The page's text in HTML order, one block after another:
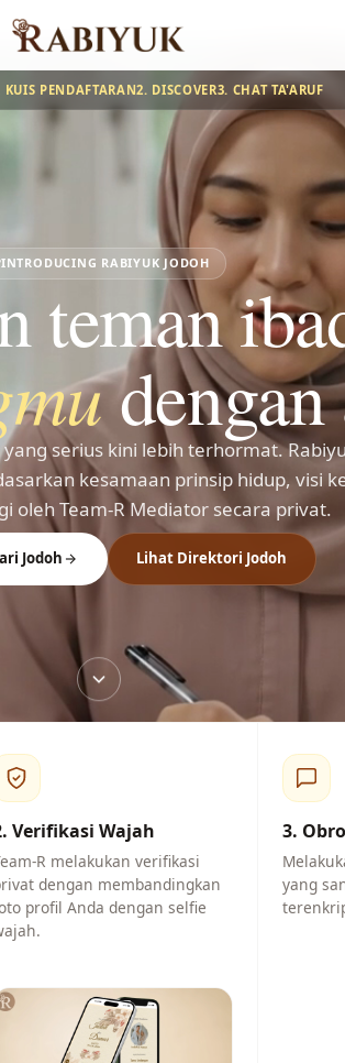
KUIS PENDAFTARAN2. DISCOVER3. CHAT TA'ARUF
INTRODUCING RABIYUK JODOH
teman
dengan
serius kini lebih terhormat.
kesamaan prinsip hidup, visi
oleh Team-R Mediator secara privat.
Jodoh Lihat Direktori Jodoh
Verifikasi Wajah
R melakukan verifikasi
dengan membandingkan
profil Anda dengan selfie
3.
yang